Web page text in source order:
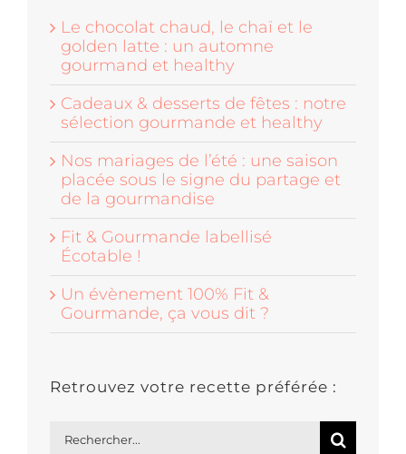
Le chocolat chaud, le chaï et le
golden latte : un automne
gourmand et healthy
Cadeaux & desserts de fêtes : notre
sélection gourmande et healthy
Nos mariages de l’été : une saison
placée sous le signe du partage et
de la gourmandise
Fit & Gourmande labellisé
Écotable !
Un évènement 100% Fit &
Gourmande, ça vous dit ?
Retrouvez votre recette préférée :